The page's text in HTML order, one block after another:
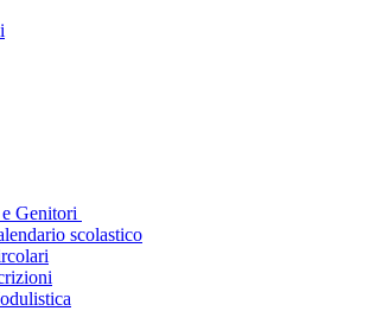
Genitori
scolastico